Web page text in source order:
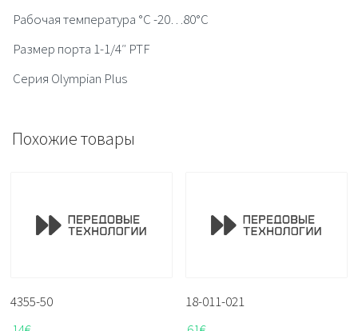
Рабочая температура °C -20…80°C
Размер порта 1-1/4″ PTF
Серия Olympian Plus
Похожие товары
4355-50
18-011-021